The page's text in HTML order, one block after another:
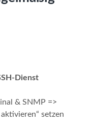
Dienst
& SNMP =>
setzen